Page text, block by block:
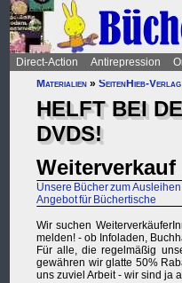
Direct-Action Antirepression
Materialien » SeitenHieb-Verlag
HELFT BEI
DVDS!
Unsere Bücher zum Ausleihen
Angebot für Büchertische
Wir suchen
melden! - ob Infoladen,
Für alle, die regelmäßig
gewähren wir glatte 50%
uns zuviel Arbeit - wir sind ja